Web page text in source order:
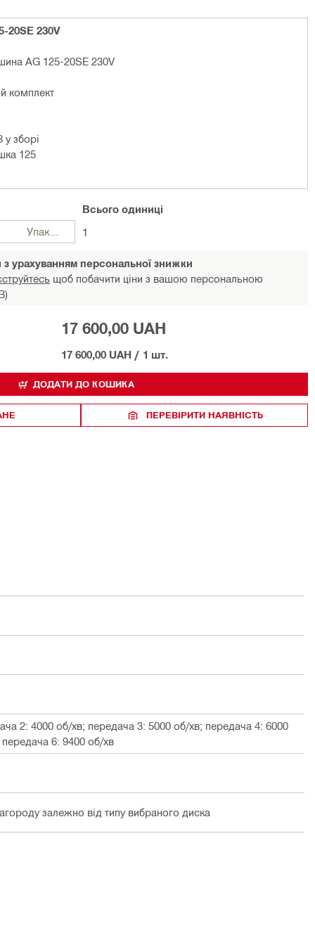
20SE 230V
AG 125-20SE 230V
комплект
зборі
125
Упаковки
Всього одиниці
1
урахуванням персональної знижки
щоб побачити ціни з вашою персональною
17 600,00 UAH
17 600,00 UAH / 1 шт.
ДОДАТИ ДО КОШИКА
ПЕРЕВІРИТИ НАЯВНІСТЬ
2: 4000 об/хв; передача 3: 5000 об/хв; передача 4: 6000
передача 6: 9400 об/хв
залежно від типу вибраного диска